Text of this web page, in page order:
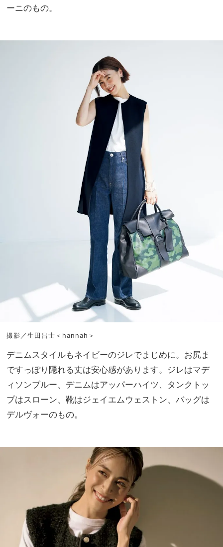
ーニのもの。
撮影／生田昌士＜hannah＞
デニムスタイルもネイビーのジレでまじめに。お尻ま
ですっぽり隠れる丈は安心感があります。ジレはマデ
ィソンブルー、デニムはアッパーハイツ、タンクトッ
プはスローン、靴はジェイエムウェストン、バッグは
デルヴォーのもの。